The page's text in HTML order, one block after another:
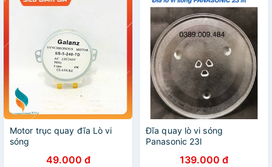
Motor trục quay đĩa Lò vi
sóng
49.000 đ
Đĩa quay lò vi sóng
Panasonic 23l
139.000 đ